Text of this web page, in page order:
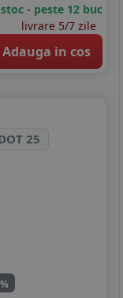
- peste 12 buc
livrare 5/7 zile
Adauga in cos
25
%